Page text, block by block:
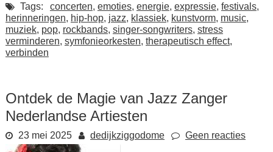
Tags:
concerten, emoties, energie, expressie, festivals,
herinneringen, hip-hop, jazz, klassiek, kunstvorm, music,
muziek, pop, rockbands, singer-songwriters, stress
verminderen, symfonieorkesten, therapeutisch effect,
verbinden
Ontdek de Magie van Jazz Zanger
Nederlandse Artiesten
23 mei 2025 dedijkziggodome Geen reacties